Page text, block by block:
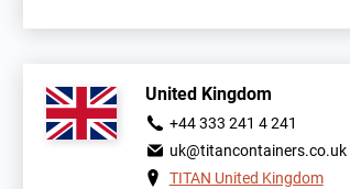
United Kingdom
+44 333 241 4 241
uk@titancontainers.co.uk
TITAN United Kingdom